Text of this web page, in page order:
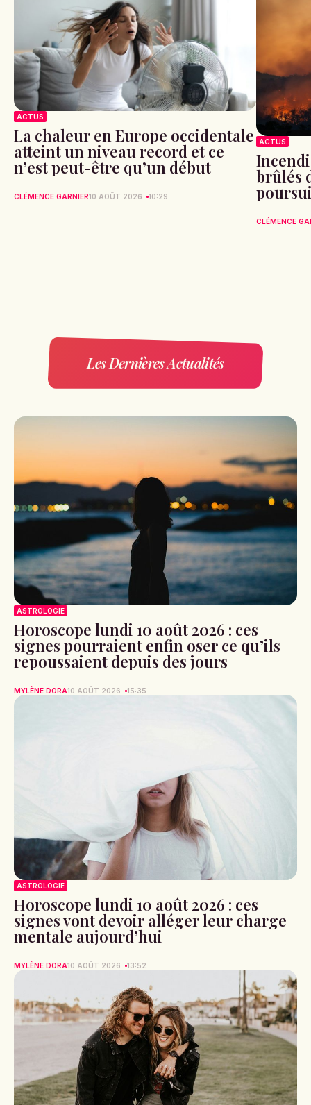
ACTUS
La chaleur en Europe occidentale
atteint un niveau record et ce
n’est peut-être qu’un début
CLÉMENCE GARNIER10 AOÛT 2026 10:29
ACTUS
brûlés
CLÉMENCE
Les Dernières Actualités
ASTROLOGIE
Horoscope lundi 10 août 2026 : ces
signes pourraient enfin oser ce qu’ils
repoussaient depuis des jours
MYLÈNE DORA10 AOÛT 2026 15:35
ASTROLOGIE
Horoscope lundi 10 août 2026 : ces
signes vont devoir alléger leur charge
mentale aujourd’hui
MYLÈNE DORA10 AOÛT 2026 13:52